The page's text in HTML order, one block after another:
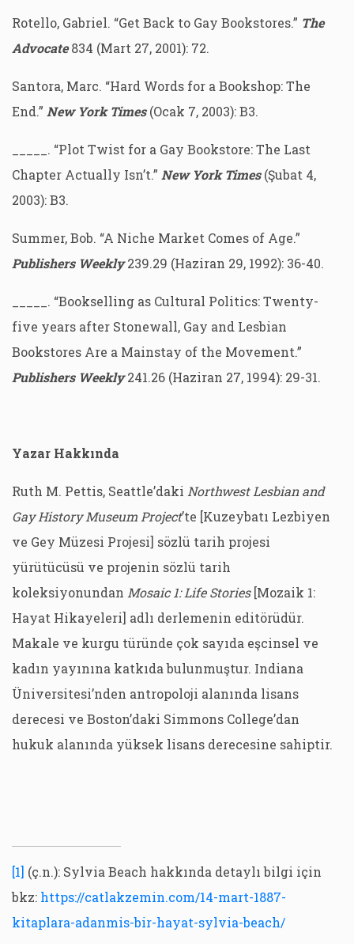
Rotello, Gabriel. “Get Back to Gay Bookstores.” The
Advocate834 (Mart 27, 2001): 72.
Santora, Marc. “Hard Words for a Bookshop: The
End.” New York Times(Ocak 7, 2003): B3.
_____. “Plot Twist for a Gay Bookstore: The Last
Chapter Actually Isn’t.” New York Times(Şubat 4,
2003): B3.
Summer, Bob. “A Niche Market Comes of Age.”
Publishers Weekly239.29 (Haziran 29, 1992): 36-40.
_____. “Bookselling as Cultural Politics: Twenty-
five years after Stonewall, Gay and Lesbian
Bookstores Are a Mainstay of the Movement.”
Publishers Weekly241.26 (Haziran 27, 1994): 29-31.
Yazar Hakkında
Ruth M. Pettis, Seattle’daki Northwest Lesbian and
Gay History Museum Project’te [Kuzeybatı Lezbiyen
ve Gey Müzesi Projesi] sözlü tarih projesi
yürütücüsü ve projenin sözlü tarih
koleksiyonundan Mosaic 1: Life Stories[Mozaik 1:
Hayat Hikayeleri] adlı derlemenin editörüdür.
Makale ve kurgu türünde çok sayıda eşcinsel ve
kadın yayınına katkıda bulunmuştur. Indiana
Üniversitesi’nden antropoloji alanında lisans
derecesi ve Boston’daki Simmons College’dan
hukuk alanında yüksek lisans derecesine sahiptir.
[1] (ç.n.): Sylvia Beach hakkında detaylı bilgi için
bkz: https://catlakzemin.com/14-mart-1887-
kitaplara-adanmis-bir-hayat-sylvia-beach/